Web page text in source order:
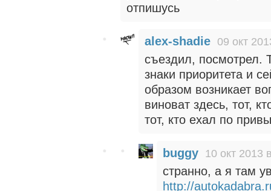
отпишусь
alex-shadie 09 окт
съездил, посмотрел.
знаки приоритета и
образом возникает
виноват здесь, тот,
тот, кто ехал по
buggy 10 окт 2013
странно, а я там
http://